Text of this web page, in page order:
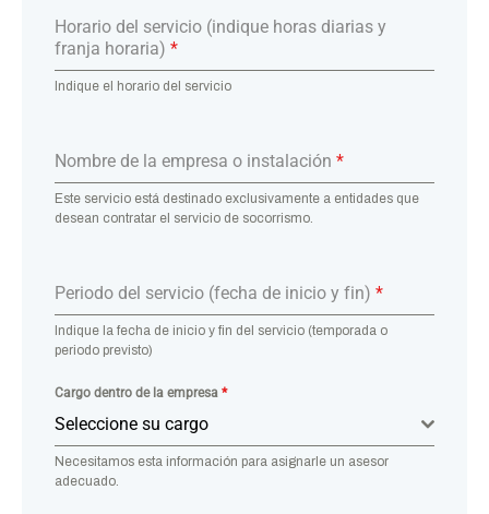
Horario del servicio (indique horas diarias y
franja horaria) *
Indique el horario del servicio
Nombre de la empresa o instalación *
Este servicio está destinado exclusivamente a entidades que
desean contratar el servicio de socorrismo.
Periodo del servicio (fecha de inicio y fin) *
Indique la fecha de inicio y fin del servicio (temporada o
periodo previsto)
Cargo dentro de la empresa *
Seleccione su cargo
Necesitamos esta información para asignarle un asesor
adecuado.